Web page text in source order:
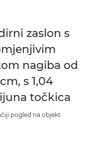
zaslon s
nagiba od
s 1,04
točkica
pogled na objekt